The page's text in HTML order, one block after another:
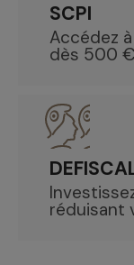
SCPI
Accédez
dès 500 €
réduisant